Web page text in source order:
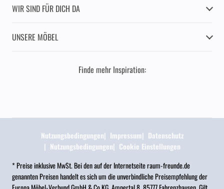
WIR SIND FÜR DICH DA
UNSERE MÖBEL
Finde mehr Inspiration:
Nutzungsbedingungen Impressum
Datenschutz
Nutzungsbedingungen
Cookie Einstellungen
* Preise inklusive MwSt. Bei den auf der Internetseite raum-freunde.de
genannten Preisen handelt es sich um die unverbindliche Preisempfehlung der